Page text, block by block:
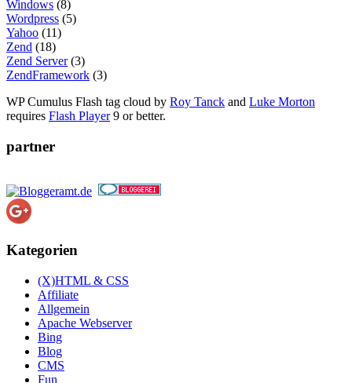
Windows (8)
Wordpress (5)
Yahoo (11)
Zend (18)
Zend Server(3)
ZendFramework (3)
WP Cumulus Flash tag cloud by Roy Tanck and Luke Morton
requires Flash Player9 or better.
partner
Kategorien
(X)HTML & CSS
Affiliate
Allgemein
Apache Webserver
Bing
Blog
CMS
Fun